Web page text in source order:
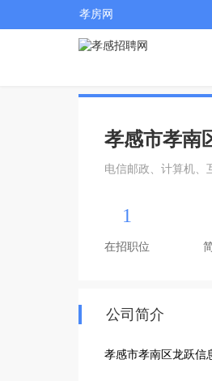
孝房网
孝感市孝南
电信邮政、计算机、
1
在招职位
公司简介
孝感市孝南区龙跃信